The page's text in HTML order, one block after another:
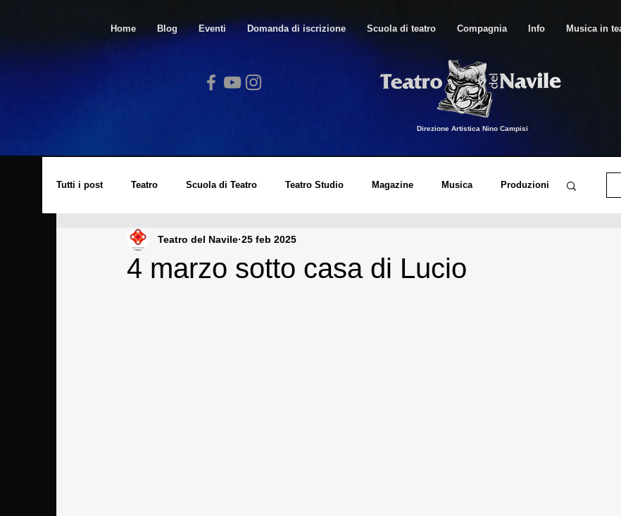
Home Blog Eventi Domanda di iscrizione Scuola di teatro Compagnia Info Musica in
Direzione Artistica Nino Campisi
Tutti i post Teatro Scuola di Teatro Teatro Studio Magazine Musica Produzioni
Spazio Arte Lucio Dalla Corso di Canto Moderno
4 marzo sotto casa di Lucio
Teatro del Navile 25 feb 2025